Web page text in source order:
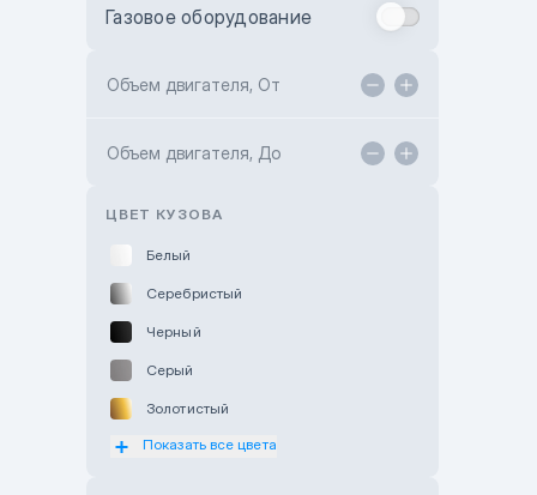
Toyota Kokshetau
Hyundai ShymCity
Газовое оборудование
Объем двигателя, От
Объем двигателя, До
ЦВЕТ КУЗОВА
Белый
Серебристый
Черный
Серый
Золотистый
Оранжевый
Показать все цвета